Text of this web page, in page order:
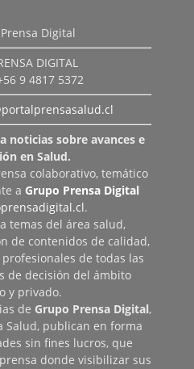
DIGITAL
9 4817 5372
noticias sobre avances e
en Salud.
colaborativo, temático
a Grupo Prensa Digital
.
temas del área salud,
de contenidos de calidad,
de todas las
de decisión del ámbito
y privado.
de Grupo Prensa Digital,
Salud, publican en forma
sin fines lucros, que
donde visibilizar sus